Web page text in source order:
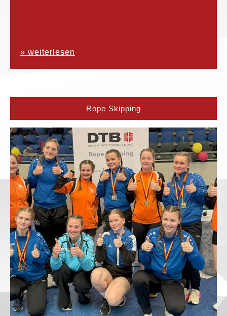
» weiterlesen
Rope Skipping